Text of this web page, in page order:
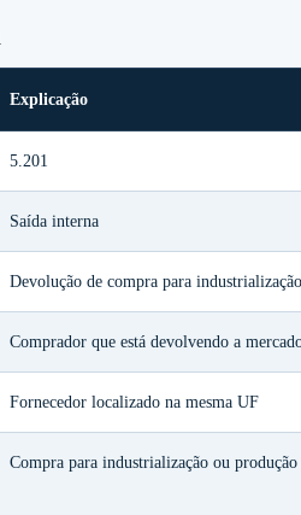
Explicação
5.201
Saída interna
Devolução de compra para
Comprador que está devolvendo a
Fornecedor localizado na mesma UF
Compra para industrialização ou